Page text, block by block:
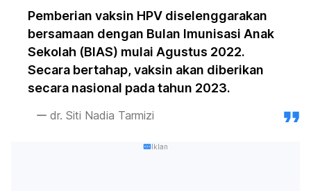
Pemberian vaksin HPV diselenggarakan
bersamaan dengan Bulan Imunisasi Anak
Sekolah (BIAS) mulai Agustus 2022.
Secara bertahap, vaksin akan diberikan
secara nasional pada tahun 2023.
dr. Siti Nadia Tarmizi
Iklan